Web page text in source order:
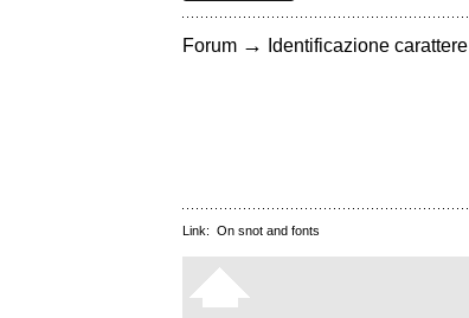
Forum → Identificazione carattere
Link: On snot and fonts